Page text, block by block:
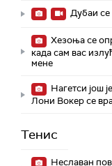
Дубаи се
Хезоња се
када сам вас
мене
Нагетси још
Лони Вокер се
Тенис
Неславан